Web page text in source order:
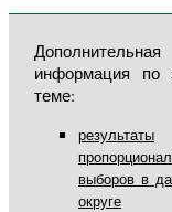
Дополнительная
информация по
теме:
результаты
выборов в
округе